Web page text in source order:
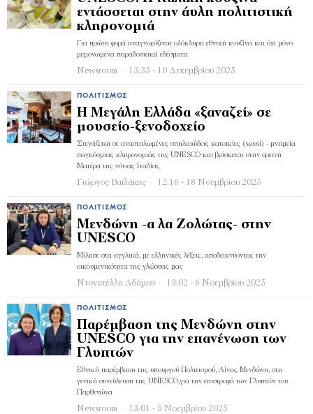
εντάσσεται στην άυλη πολιτιστική
κληρονομιά
Για πρώτη φορά αναγνωρίζεται ολόκληρη εθνική κουζίνα και όχι μόνο
μεμονωμένα παραδοσιακά εδέσματα
Newsroom 13:35 - 10 Δεκεμβρίου 2025
ΠΟΛΙΤΙΣΜΌΣ
H Μεγάλη Ελλάδα «ξαναζεί» σε
μουσείο-ξενοδοχείο
Στεγάζεται σε αναστηλωμένες σπηλαιώδεις κατοικίες (sassi) - μνημεία
παγκόσμιας κληρονομιάς της UNESCO και βρίσκεται στην ορεινή
Ματέρα της νότιας Ιταλίας
Γιώργος Βαϊλάκης 12:16 - 18 Νοεμβρίου 2025
ΠΟΛΙΤΙΣΜΌΣ
Μενδώνη -α λα Ζολώτας- στην
UNESCO
Μίλησε στα αγγλικά, με ελληνικές λέξεις, αποδεικνύοντας την
οικουμενικότητα της γλώσσας μας
Ντονατέλλα Αδάμου 13:02 - 6 Νοεμβρίου 2025
ΠΟΛΙΤΙΣΜΌΣ
Παρέμβαση της Μενδώνη στην
UNESCO για την επανένωση των
Γλυπτών
Εθνική παρέμβαση της υπουργού Πολιτισμού, Λίνας Μενδώνη, στη
γενική συνεύλευση της UNESCO,για την επιστροφή των Γλυπτών του
Παρθενώνα
Newsroom 13:01 - 5 Νοεμβρίου 2025